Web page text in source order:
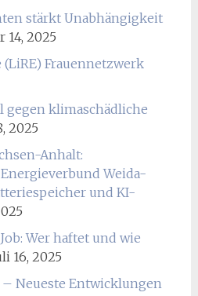
stärkt Unabhängigkeit
14, 2025
(LiRE) Frauennetzwerk
gegen klimaschädliche
2025
Anhalt:
Weida-
und KI-
Wer haftet und wie
16, 2025
Neueste Entwicklungen